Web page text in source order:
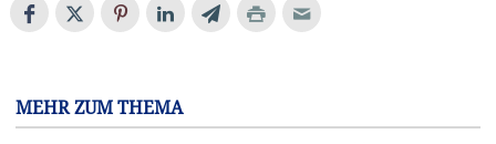
MEHR ZUM THEMA